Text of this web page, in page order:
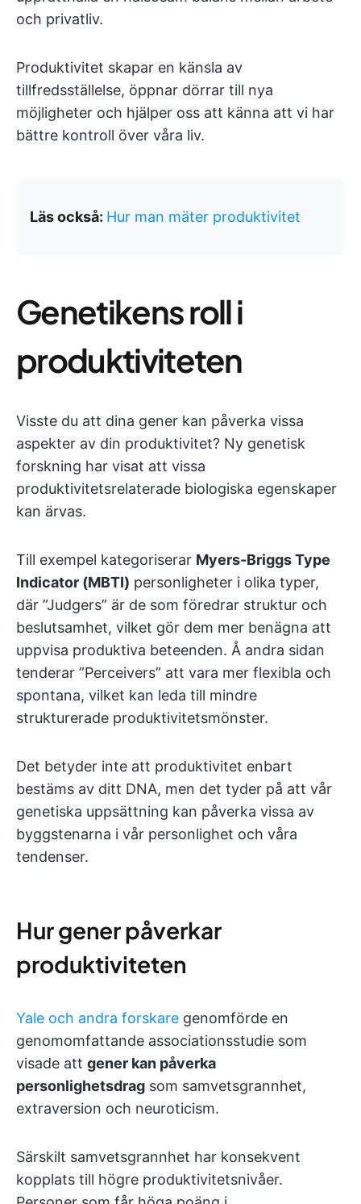
och privatliv.
Produktivitet skapar en känsla av
tillfredsställelse, öppnar dörrar till nya
möjligheter och hjälper oss att känna att vi har
bättre kontroll över våra liv.
Läs också: Hur man mäter produktivitet
Genetikens roll i
produktiviteten
Visste du att dina gener kan påverka vissa
aspekter av din produktivitet? Ny genetisk
forskning har visat att vissa
produktivitetsrelaterade biologiska egenskaper
kan ärvas.
Till exempel kategoriserar Myers-Briggs Type
Indicator (MBTI) personligheter i olika typer,
där ”Judgers” är de som föredrar struktur och
beslutsamhet, vilket gör dem mer benägna att
uppvisa produktiva beteenden. Å andra sidan
tenderar ”Perceivers” att vara mer flexibla och
spontana, vilket kan leda till mindre
strukturerade produktivitetsmönster.
Det betyder inte att produktivitet enbart
bestäms av ditt DNA, men det tyder på att vår
genetiska uppsättning kan påverka vissa av
byggstenarna i vår personlighet och våra
tendenser.
Hur gener påverkar
produktiviteten
Yale och andra forskare genomförde en
genomomfattande associationsstudie som
visade att gener kan påverka
personlighetsdrag som samvetsgrannhet,
extraversion och neuroticism.
Särskilt samvetsgrannhet har konsekvent
kopplats till högre produktivitetsnivåer.